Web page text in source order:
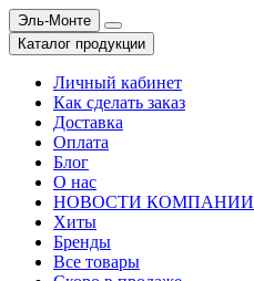
Эль-Монте
Каталог продукции
Личный кабинет
Как сделать заказ
Доставка
Оплата
Блог
О нас
НОВОСТИ КОМПАНИИ
Хиты
Бренды
Все товары